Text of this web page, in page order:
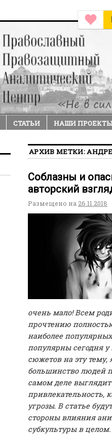
СТАТЬИ НАШИ
АРХИВ МЕТКИ:
Соблазны и
авторский
Размещено на 26.11.2018
очень мало! Всем
прочтению
наиболее
популярны сегодня у
сюжетов на эту
большинство людей
самом деле
привлекательность,
угрозы. В статье
стороны влияния
субкультуры в целом.